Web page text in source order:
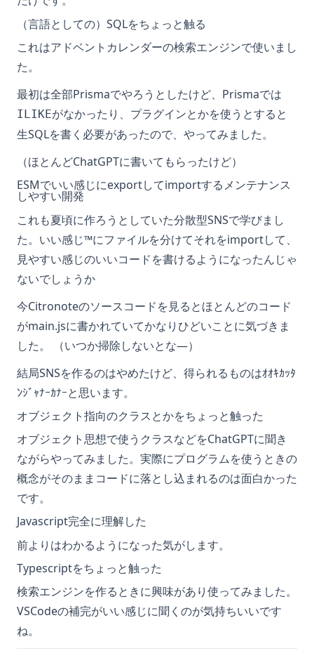
（言語としての）SQLをちょっと触る
これはアドベントカレンダーの検索エンジンで使いまし
た。
最初は全部Prismaでやろうとしたけど、Prismaでは
ILIKEがなかったり、プラグインとかを使うとすると
生SQLを書く必要があったので、やってみました。
（ほとんどChatGPTに書いてもらったけど）
ESMでいい感じにexportしてimportするメンテナンス
しやすい開発
これも夏頃に作ろうとしていた分散型SNSで学びまし
た。いい感じ™にファイルを分けてそれをimportして、
見やすい感じのいいコードを書けるようになったんじゃ
ないでしょうか
今Citronoteのソースコードを見るとほとんどのコード
がmain.jsに書かれていてかなりひどいことに気づきま
した。 （いつか掃除しないとな―）
結局SNSを作るのはやめたけど、得られるものはｵｵｷｶｯﾀ
ﾝｼﾞｬﾅｰｶﾅｰと思います。
オブジェクト指向のクラスとかをちょっと触った
オブジェクト思想で使うクラスなどをChatGPTに聞き
ながらやってみました。実際にプログラムを使うときの
概念がそのままコードに落とし込まれるのは面白かった
です。
Javascript完全に理解した
前よりはわかるようになった気がします。
Typescriptをちょっと触った
検索エンジンを作るときに興味があり使ってみました。
VSCodeの補完がいい感じに聞くのが気持ちいいです
ね。